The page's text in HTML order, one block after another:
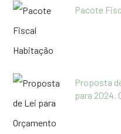
Pacote
Proposta
para 2024.